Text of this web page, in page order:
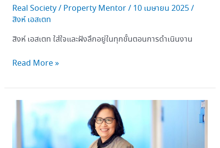
Real Society/ Property Mentor/ 10 เมษายน 2025/
สิงห์ เอสเตท
สิงห์ เอสเตท ใส่ใจและฝังลึกอยู่ในทุกขั้นตอนการดำเนินงาน
Read More »
สิงห์
รายงาน